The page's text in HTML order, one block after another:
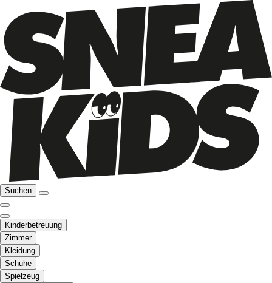
Suchen
Kinderbetreuung
Zimmer
Kleidung
Schuhe
Spielzeug